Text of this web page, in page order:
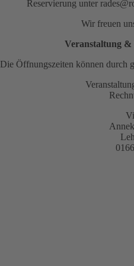
Reservierung unter
Wir freuen
Veranstaltung &
Die Öffnungszeiten können durch